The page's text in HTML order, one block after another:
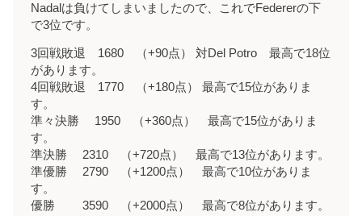
Nadalは負けてしまいましたので、これでFedererの下
で3位です。
3回戦敗退 1680 （+90点） 対Del Potro 最高で18位
があります。
4回戦敗退 1770 （+180点） 最高で15位がありま
す。
準々決勝 1950 （+360点） 最高で15位がありま
す。
準決勝 2310 （+720点） 最高で13位があります。
準優勝 2790 （+1200点） 最高で10位がありま
す。
優勝 3590 （+2000点） 最高で8位があります。